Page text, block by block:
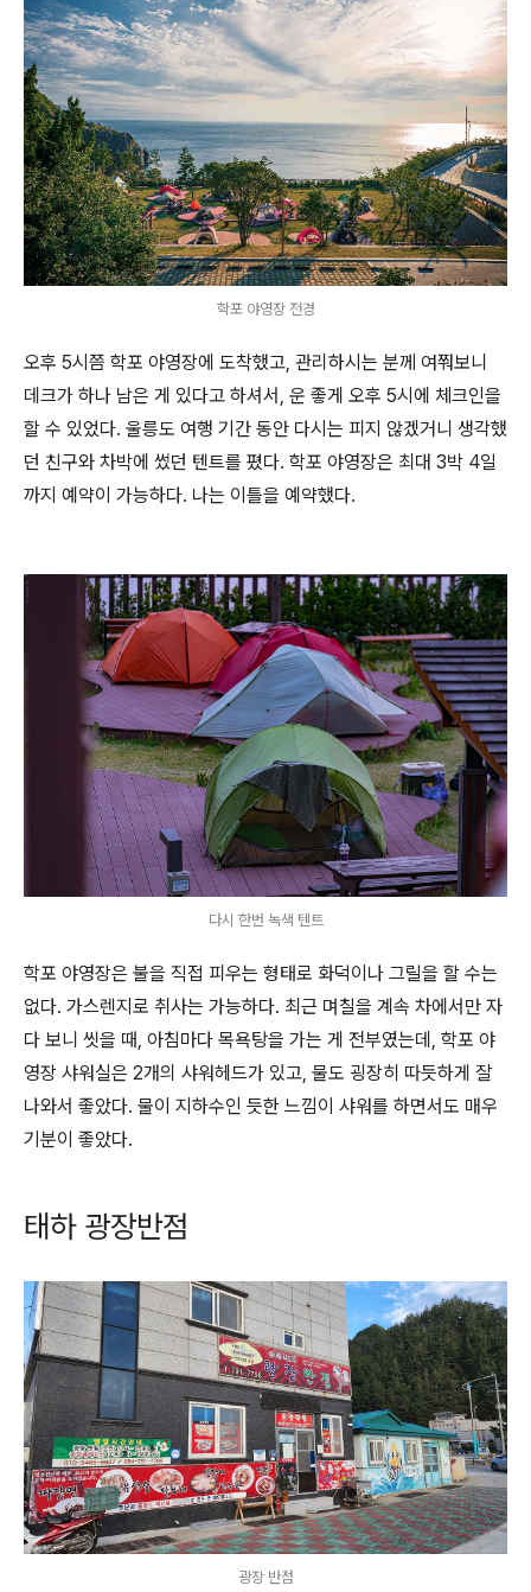
학포 야영장 전경
오후 5시쯤 학포 야영장에 도착했고, 관리하시는 분께 여쭤보니
데크가 하나 남은 게 있다고 하셔서, 운 좋게 오후 5시에 체크인을
할 수 있었다. 울릉도 여행 기간 동안 다시는 피지 않겠거니 생각했
던 친구와 차박에 썼던 텐트를 폈다. 학포 야영장은 최대 3박 4일
까지 예약이 가능하다. 나는 이틀을 예약했다.
다시 한번 녹색 텐트
학포 야영장은 불을 직접 피우는 형태로 화덕이나 그릴을 할 수는
없다. 가스렌지로 취사는 가능하다. 최근 며칠을 계속 차에서만 자
다 보니 씻을 때, 아침마다 목욕탕을 가는 게 전부였는데, 학포 야
영장 샤워실은 2개의 샤워헤드가 있고, 물도 굉장히 따듯하게 잘
나와서 좋았다. 물이 지하수인 듯한 느낌이 샤워를 하면서도 매우
기분이 좋았다.
태하 광장반점
광장 반점